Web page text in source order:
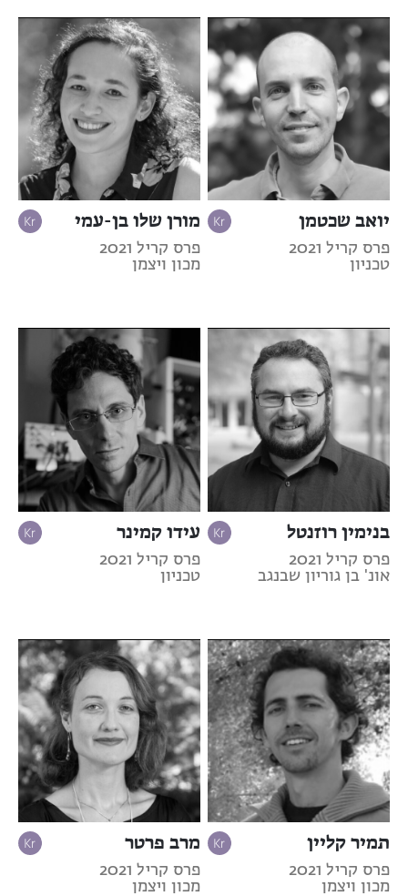
יואב שכטמן
פרס קריל 2021
טכניון
מורן שלו בן-עמי
פרס קריל 2021
מכון ויצמן
בנימין רוזנטל
פרס קריל 2021
אונ' בן גוריון שבנגב
עידו קמינר
פרס קריל 2021
טכניון
תמיר קליין
פרס קריל 2021
מכון ויצמן
מרב פרטר
פרס קריל 2021
מכון ויצמן